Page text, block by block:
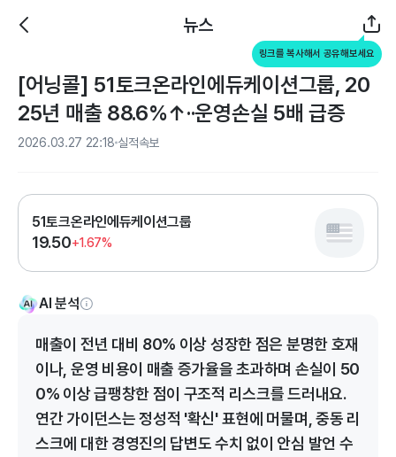
뉴스
링크를 복사해서 공유해보세요
[어닝콜] 51토크온라인에듀케이션그룹, 20
25년 매출 88.6%↑··운영손실 5배 급증
2026.03.27 22:18 실적속보
51토크온라인에듀케이션그룹
19.50+1.67%
AI 분석
매출이 전년 대비 80% 이상 성장한 점은 분명한 호재
이나, 운영 비용이 매출 증가율을 초과하며 손실이 50
0% 이상 급팽창한 점이 구조적 리스크를 드러내요.
연간 가이던스는 정성적 '확신' 표현에 머물며, 중동 리
스크에 대한 경영진의 답변도 수치 없이 안심 발언 수